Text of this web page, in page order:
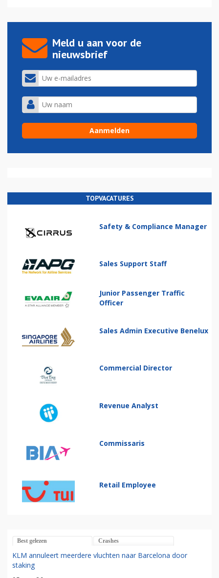
Meld u aan voor de
nieuwsbrief
TOPVACATURES
Safety & Compliance Manager
Sales Support Staff
Junior Passenger Traffic
Officer
Sales Admin Executive Benelux
Commercial Director
Revenue Analyst
Commissaris
Retail Employee
Best gelezen Crashes
KLM annuleert meerdere vluchten naar Barcelona door
staking